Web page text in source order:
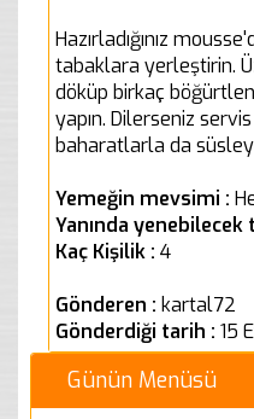
Hazırladığınız
tabaklara yerleştirin.
döküp birkaç
yapın. Dilerseniz
baharatlarla da
Yemeğin mevsimi :
Yanında
Kaç Kişilik : 4
Gönderen : kartal72
Gönderdiği tarih : 15
Günün Menüsü